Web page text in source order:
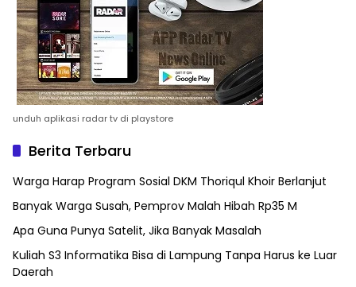
unduh aplikasi radar tv di playstore
Berita Terbaru
Warga Harap Program Sosial DKM Thoriqul Khoir Berlanjut
Banyak Warga Susah, Pemprov Malah Hibah Rp35 M
Apa Guna Punya Satelit, Jika Banyak Masalah
Kuliah S3 Informatika Bisa di Lampung Tanpa Harus ke Luar
Daerah